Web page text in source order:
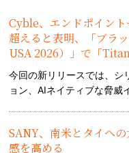
Cyble、エンドポイン
超えると表明、「ブラ
USA 2026）」で「
今回の新リリースでは、シ
ョン、AIネイティブな脅威
SANY、南米とタイへ
感を高める